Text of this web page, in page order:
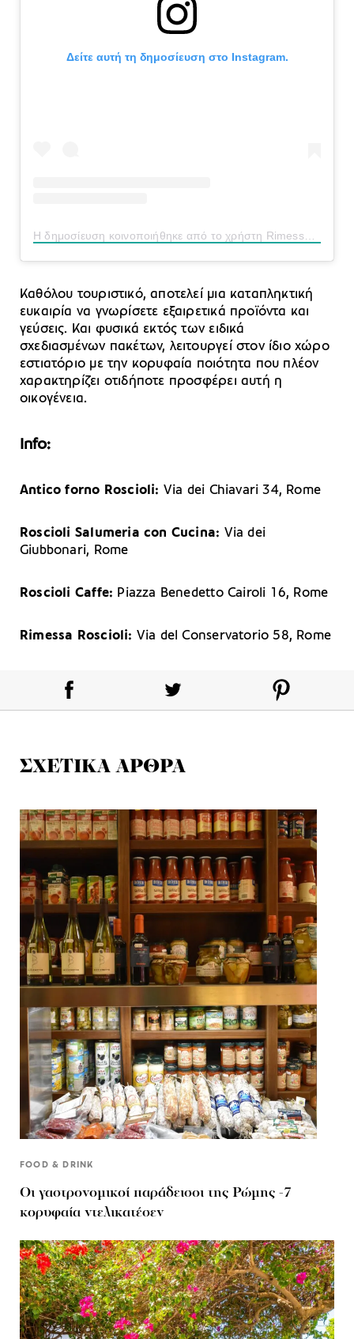
Δείτε αυτή τη δημοσίευση στο Instagram.
Καθόλου τουριστικό, αποτελεί μια καταπληκτική
ευκαιρία να γνωρίσετε εξαιρετικά προϊόντα και
γεύσεις. Και φυσικά εκτός των ειδικά
σχεδιασμένων πακέτων, λειτουργεί στον ίδιο χώρο
εστιατόριο με την κορυφαία ποιότητα που πλέον
χαρακτηρίζει οτιδήποτε προσφέρει αυτή η
οικογένεια.
Info:
Antico forno Roscioli: Via dei Chiavari 34, Rome
Roscioli Salumeria con Cucina: Via dei
Giubbonari, Rome
Roscioli Caffe: Piazza Benedetto Cairoli 16, Rome
Rimessa Roscioli: Via del Conservatorio 58, Rome
ΣΧΕΤΙΚΑ ΑΡΘΡΑ
FOOD & DRINK
Οι γαστρονομικοί παράδεισοι της Ρώμης -7
κορυφαία ντελικατέσεν